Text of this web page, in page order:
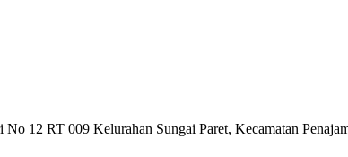
12 RT 009 Kelurahan Sungai Paret, Kecamatan